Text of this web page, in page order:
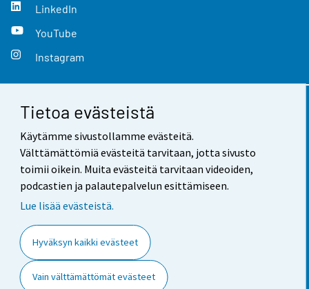
Tietoa evästeistä
Käytämme sivustollamme evästeitä.
Välttämättömiä evästeitä tarvitaan, jotta sivusto
toimii oikein. Muita evästeitä tarvitaan videoiden,
podcastien ja palautepalvelun esittämiseen.
Lue lisää evästeistä.
Hyväksyn kaikki evästeet
Vain välttämättömät evästeet
LinkedIn
YouTube
Instagram
Yhteystiedot
Palaute
Käyttöehdot
Saavutettavuus
Tietoa sivustosta
Evästeasetukset